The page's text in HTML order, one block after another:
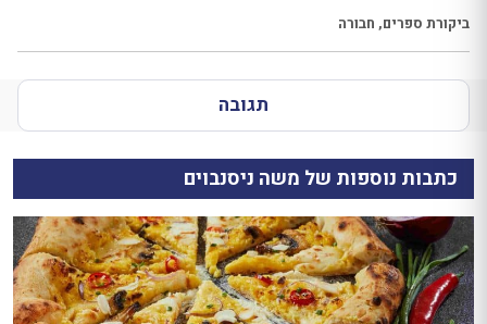
ביקורת ספרים, חבורה
תגובה
כתבות נוספות של משה ניסנבוים